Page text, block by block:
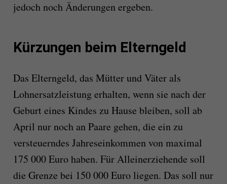
jedoch noch Änderungen ergeben.
Kürzungen beim Elterngeld
Das Elterngeld, das Mütter und Väter als
Lohnersatzleistung erhalten, wenn sie nach der
Geburt eines Kindes zu Hause bleiben, soll ab
April nur noch an Paare gehen, die ein zu
versteuerndes Jahreseinkommen von maximal
175 000 Euro haben. Für Alleinerziehende soll
die Grenze bei 150 000 Euro liegen. Das soll nur